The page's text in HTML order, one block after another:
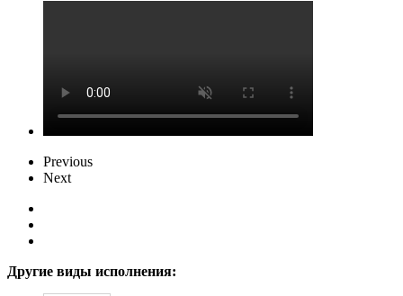
Previous
Next
Другие виды исполнения: